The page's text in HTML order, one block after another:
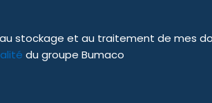
stockage et au traitement de mes
du groupe Bumaco